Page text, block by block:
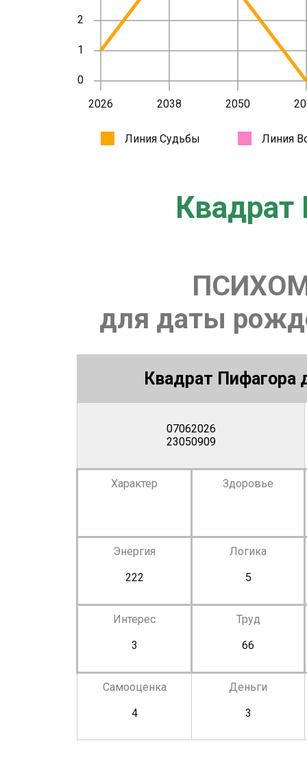
Квадрат
для даты
Квадрат Пифагора
07062026
23050909
Характер Здоровье
Энергия
222
Логика
5
Интерес
3
Труд
66
Самооценка
4
Деньги
3